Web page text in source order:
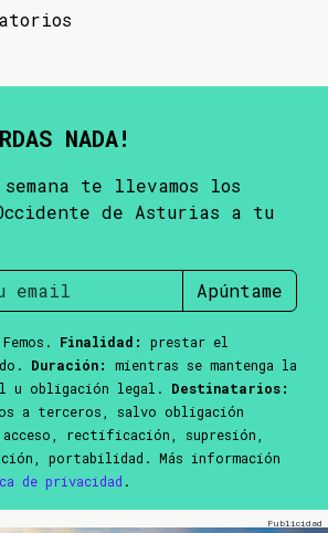
NADA!
te llevamos los
de Asturias a tu
Apúntame
Finalidad:
prestar el
Duración:
mientras se mantenga la
u obligación legal. Destinatarios:
a terceros, salvo obligación
acceso, rectificación, supresión,
portabilidad. Más información
de privacidad .